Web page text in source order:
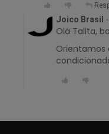
Joico Brasil •
Olá Talita,
Orientamos